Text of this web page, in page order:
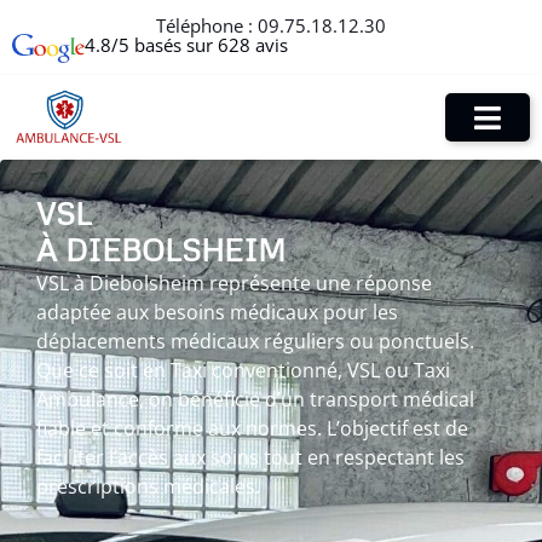
Téléphone : 09.75.18.12.30
4.8/5 basés sur 628 avis
VSL
À DIEBOLSHEIM
VSL à Diebolsheim représente une réponse
adaptée aux besoins médicaux pour les
déplacements médicaux réguliers ou ponctuels.
Que ce soit en Taxi conventionné, VSL ou Taxi
Ambulance, on bénéficie d’un transport médical
fiable et conforme aux normes. L’objectif est de
faciliter l’accès aux soins tout en respectant les
prescriptions médicales.